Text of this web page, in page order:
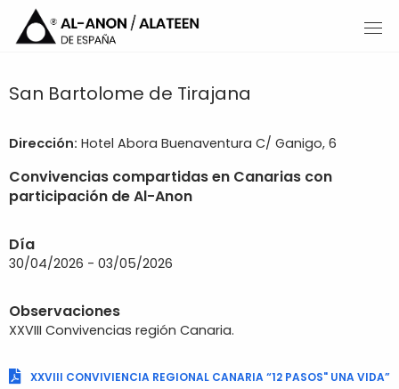
San Bartolome de Tirajana
Dirección: Hotel Abora Buenaventura C/ Ganigo, 6
Convivencias compartidas en Canarias con
participación de Al-Anon
Día
30/04/2026 - 03/05/2026
Observaciones
XXVIII Convivencias región Canaria.
XXVIII CONVIVIENCIA REGIONAL CANARIA “12 PASOS" UNA VIDA”